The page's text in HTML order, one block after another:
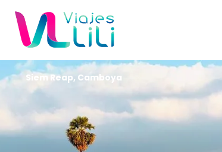
Siem Reap, Camboya